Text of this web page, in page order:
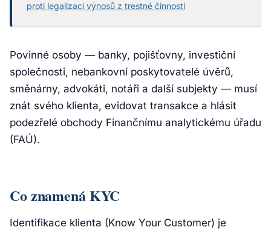
proti legalizaci výnosů z trestné činnosti
Povinné osoby — banky, pojišťovny, investiční
společnosti, nebankovní poskytovatelé úvěrů,
směnárny, advokáti, notáři a další subjekty — musí
znát svého klienta, evidovat transakce a hlásit
podezřelé obchody Finančnímu analytickému úřadu
(FAÚ).
Co znamená KYC
Identifikace klienta (Know Your Customer) je